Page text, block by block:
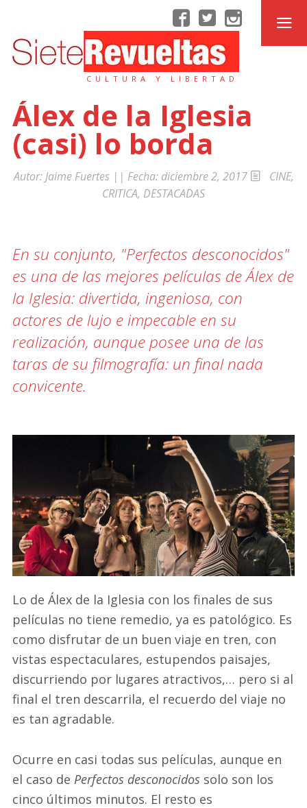
CULTURA Y LIBERTAD
Álex de la Iglesia
(casi) lo borda
Autor: Jaime Fuertes || Fecha: diciembre 2, 2017 CINE,
CRITICA, DESTACADAS
En su conjunto, "Perfectos desconocidos"
es una de las mejores películas de Álex de
la Iglesia: divertida, ingeniosa, con
actores de lujo e impecable en su
realización, aunque posee una de las
taras de su filmografía: un final nada
convicente.
Lo de Álex de la Iglesia con los finales de sus
películas no tiene remedio, ya es patológico. Es
como disfrutar de un buen viaje en tren, con
vistas espectaculares, estupendos paisajes,
discurriendo por lugares atractivos,… pero si al
final el tren descarrila, el recuerdo del viaje no
es tan agradable.
Ocurre en casi todas sus películas, aunque en
el caso de Perfectos desconocidos solo son los
cinco últimos minutos. El resto es